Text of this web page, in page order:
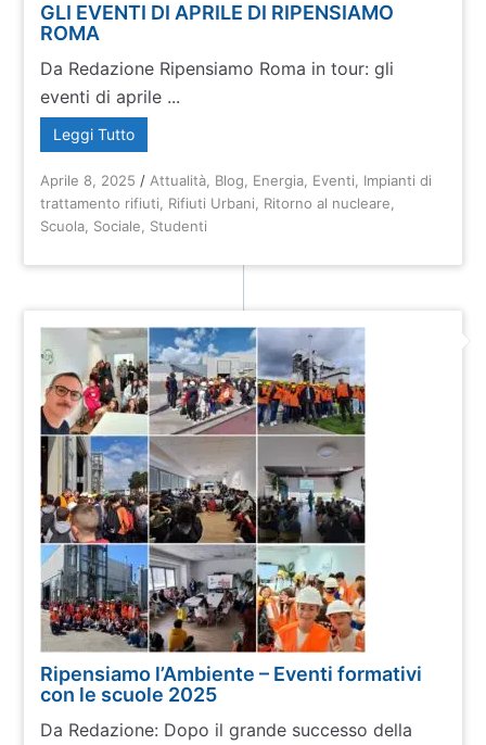
GLI EVENTI DI APRILE DI RIPENSIAMO
ROMA
Da Redazione Ripensiamo Roma in tour: gli
eventi di aprile ...
Leggi Tutto
Aprile 8, 2025 / Attualità Blog Energia Eventi
Impianti di
trattamento rifiuti
Rifiuti Urbani Ritorno al nucleare
Scuola Sociale Studenti
Ripensiamo l’Ambiente – Eventi formativi
con le scuole 2025
Da Redazione: Dopo il grande successo della